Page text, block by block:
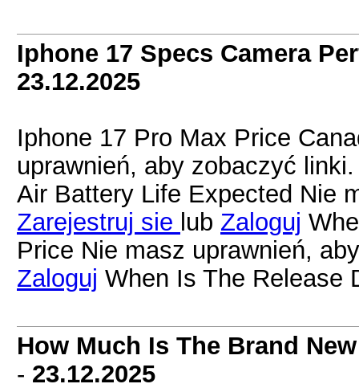
Iphone 17 Specs Camera
23.12.2025
Iphone 17 Pro Max Price
uprawnień, aby zobaczyć
Air Battery Life Expected Nie
Zarejestruj sie lub Zaloguj
Price Nie masz uprawnień,
Zaloguj When Is The Release
How Much Is The Brand
- 23.12.2025